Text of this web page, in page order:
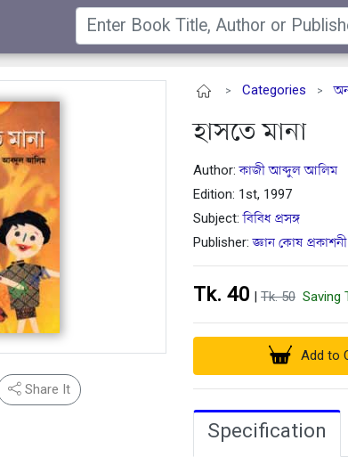
Share It
> Categories >
হাসতে মানা
Author:কাজী আব্দুল আলিম
Edition: 1st, 1997
Subject:বিবিধ প্রসঙ্গ
Publisher:জ্ঞান কোষ প্রকাশনী
Tk. 40 | Tk. 50 Saving
Add to
Specification